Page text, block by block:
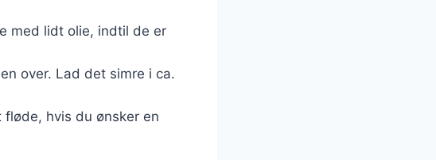
med lidt olie, indtil de er
over. Lad det simre i ca.
hvis du ønsker en